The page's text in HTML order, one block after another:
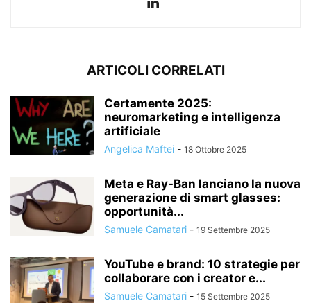
ARTICOLI CORRELATI
Certamente 2025:
neuromarketing e intelligenza
artificiale
Angelica Maftei - 18 Ottobre 2025
Meta e Ray-Ban lanciano la nuova
generazione di smart glasses:
opportunità...
Samuele Camatari - 19 Settembre 2025
YouTube e brand: 10 strategie per
collaborare con i creator e...
Samuele Camatari - 15 Settembre 2025